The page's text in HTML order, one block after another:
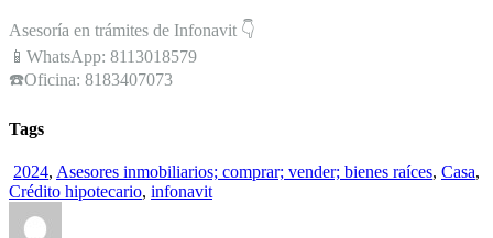
Asesoría en trámites de Infonavit 👇
📱WhatsApp: 8113018579
☎️Oficina: 8183407073
Tags
2024, Asesores inmobiliarios; comprar; vender; bienes raíces, Casa,
Crédito hipotecario, infonavit